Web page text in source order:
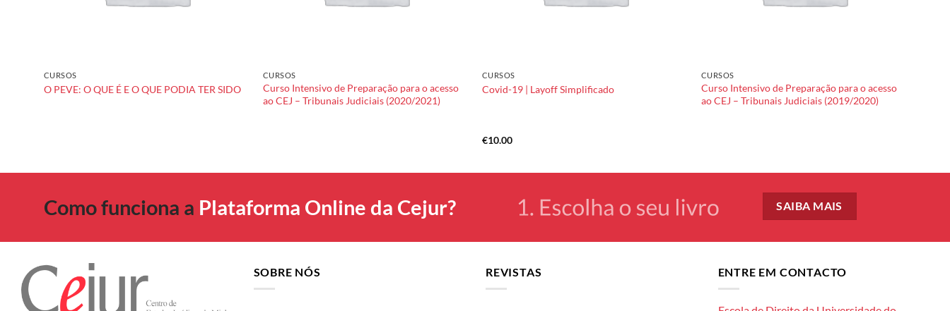
CURSOS
O PEVE: O QUE É E O QUE PODIA TER SIDO
CURSOS
Curso Intensivo de Preparação para o acesso
ao CEJ – Tribunais Judiciais (2020/2021)
CURSOS
Covid-19 | Layoff Simplificado
€10.00
CURSOS
Curso Intensivo de Preparação para o acesso
ao CEJ – Tribunais Judiciais (2019/2020)
Como funciona a Plataforma Online da Cejur? SAIBA MAIS
SOBRE NÓS REVISTAS ENTRE EM CONTACTO